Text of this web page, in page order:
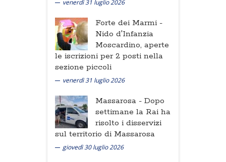
venerdì 31 luglio 2026
Forte dei Marmi -
Nido d'Infanzia
Moscardino, aperte
le iscrizioni per 2 posti nella
sezione piccoli
venerdì 31 luglio 2026
Massarosa - Dopo
settimane la Rai ha
risolto i disservizi
sul territorio di Massarosa
giovedì 30 luglio 2026